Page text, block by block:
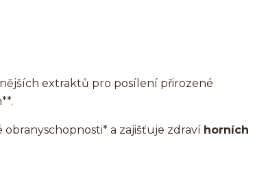
extraktů pro posílení přirozené
a zajišťuje zdraví horních